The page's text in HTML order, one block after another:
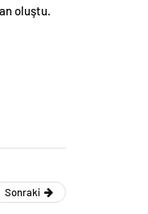
oluştu.
Sonraki